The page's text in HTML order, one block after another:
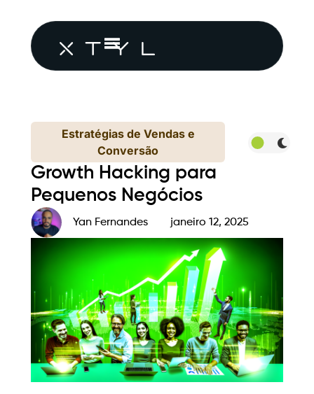
Estratégias de Vendas e
Conversão
Growth Hacking para
Pequenos Negócios
Yan Fernandes janeiro 12, 2025